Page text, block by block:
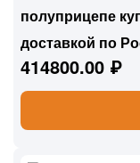
полуприцепе
доставкой по
414800.00 ₽